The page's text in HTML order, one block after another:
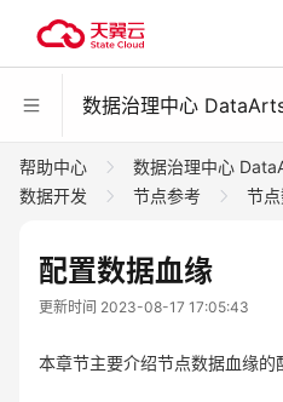
数据治理中心
帮助中心 数据治理中心
数据开发
节点参考 节
配置数据血缘
更新时间 2023-08-17 17:05:43
本章节主要介绍节点数据血缘的